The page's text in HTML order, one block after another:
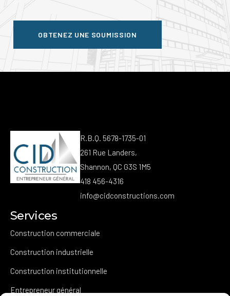
OBTENEZ UNE SOUMISSION
R.B.Q. 5678-1735-01
261 Rue Landers,
Shannon, QC G3S 1M5
418 456-4316
info@cidconstructions.com
Services
Construction commerciale
Construction industrielle
Construction institutionnelle
Entrepreneur général